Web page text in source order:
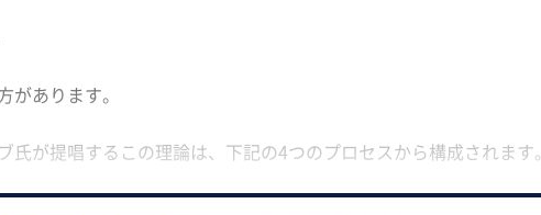
があります。
が提唱するこの理論は、下記の4つのプロセスから構成されます。